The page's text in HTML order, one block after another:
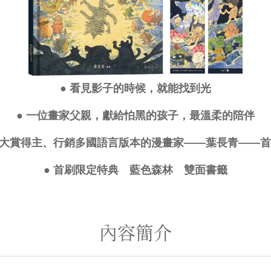
● 看見影子的時候，就能找到光
● 一位畫家父親，獻給怕黑的孩子，最溫柔的陪伴
賞得主、行銷多國語言版本的漫畫家——葉長青——
● 首刷限定特典 藍色森林 雙面書籤
內容簡介